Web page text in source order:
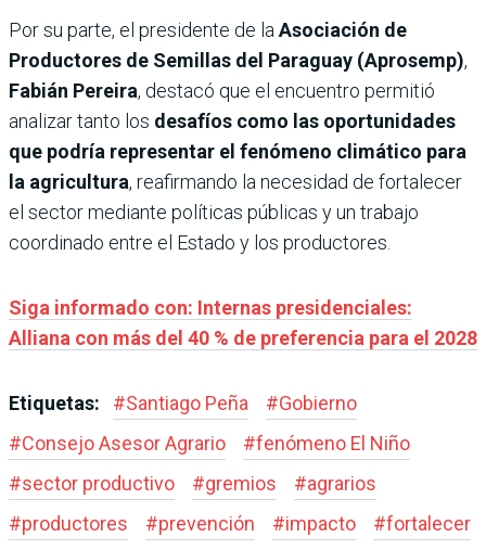
Por su parte, el presidente de la Asociación de
Productores de Semillas del Paraguay (Aprosemp),
Fabián Pereira, destacó que el encuentro permitió
analizar tanto los desafíos como las oportunidades
que podría representar el fenómeno climático para
la agricultura, reafirmando la necesidad de fortalecer
el sector mediante políticas públicas y un trabajo
coordinado entre el Estado y los productores.
Siga informado con: Internas presidenciales:
Alliana con más del 40 % de preferencia para el 2028
Etiquetas: #Santiago Peña #Gobierno
#Consejo Asesor Agrario #fenómeno El Niño
#sector productivo #gremios #agrarios
#productores #prevención #impacto #fortalecer